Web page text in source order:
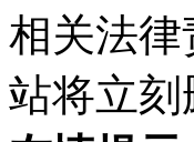
相关法
站将立刻